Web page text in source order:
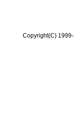
Copyright(C)